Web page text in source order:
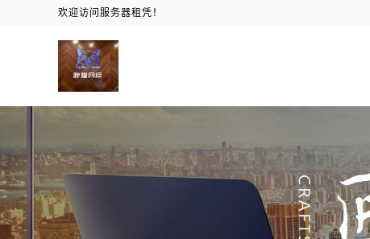
欢迎访问服务器租凭！